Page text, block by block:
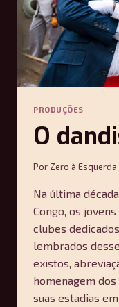
PRODUÇÕES
O
Por Zero à Esquerda
Na última
Congo, os
clubes
lembrados
existos,
homenagem
suas estadias